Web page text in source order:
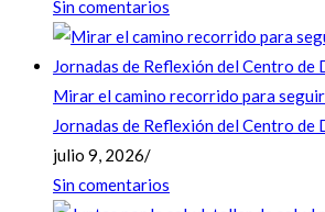
Sin comentarios
Mirar el camino recorrido para
Jornadas de Reflexión del Centro de
julio 9, 2026/
Sin comentarios